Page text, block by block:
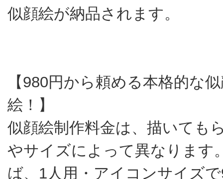
似顔絵が納品されます。
【980円から頼める本格的な
絵！】
似顔絵制作料金は、描いても
やサイズによって異なります
ば、1人用・アイコンサイズ